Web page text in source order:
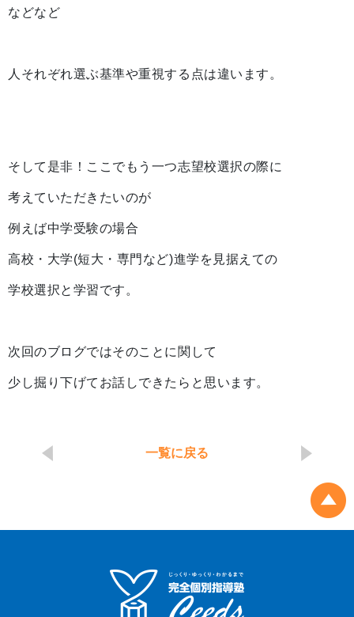
などなど
人それぞれ選ぶ基準や重視する点は違います。
そして是非！ここでもう一つ志望校選択の際に
考えていただきたいのが
例えば中学受験の場合
高校・大学(短大・専門など)進学を見据えての
学校選択と学習です。
次回のブログではそのことに関して
少し掘り下げてお話しできたらと思います。
一覧に戻る